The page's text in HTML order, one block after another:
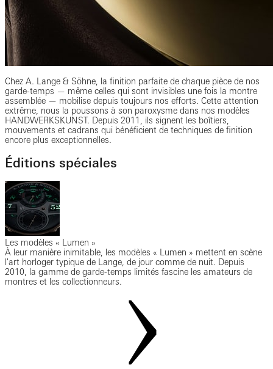
Chez A. Lange & Söhne, la finition parfaite de chaque pièce de nos
garde-temps — même celles qui sont invisibles une fois la montre
assemblée — mobilise depuis toujours nos efforts. Cette attention
extrême, nous la poussons à son paroxysme dans nos modèles
HANDWERKSKUNST. Depuis 2011, ils signent les boîtiers,
mouvements et cadrans qui bénéficient de techniques de finition
encore plus exceptionnelles.
Éditions spéciales
Les modèles « Lumen »
À leur manière inimitable, les modèles « Lumen » mettent en scène
l'art horloger typique de Lange, de jour comme de nuit. Depuis
2010, la gamme de garde-temps limités fascine les amateurs de
montres et les collectionneurs.